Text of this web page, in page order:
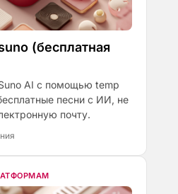
(бесплатная
AI с помощью temp
песни с ИИ, не
почту.